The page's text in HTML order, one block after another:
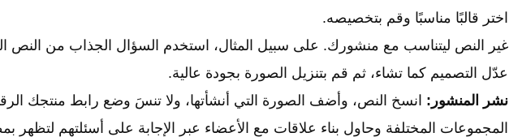
اختر قالبًا مناسبًا وقم بتخصيصه.
غير النص ليتناسب مع منشورك. على سبيل المثال، استخدم السؤال الجذاب من النص
عدّل التصميم كما تشاء، ثم قم بتنزيل الصورة بجودة عالية.
نشر المنشور: انسخ النص، وأضف الصورة التي أنشأتها، ولا تنسَ وضع رابط منتجك
المجموعات المختلفة وحاول بناء علاقات مع الأعضاء عبر الإجابة على أسئلتهم لتظهر